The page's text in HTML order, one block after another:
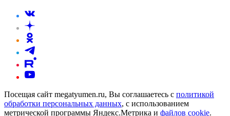
Посещая сайт megatyumen.ru, Вы соглашаетесь с политикой
обработки персональных данных, с использованием
метрической программы Яндекс.Метрика и файлов cookie.